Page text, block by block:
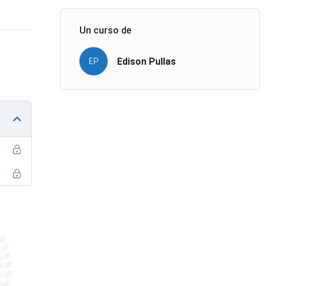
Un curso de
EP Edison Pullas